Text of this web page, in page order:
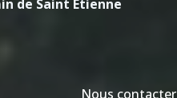
de Saint Etienne
Nous contacter